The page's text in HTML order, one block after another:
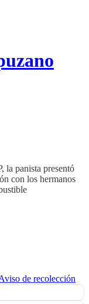
la panista presentó
con los hermanos
de recolección